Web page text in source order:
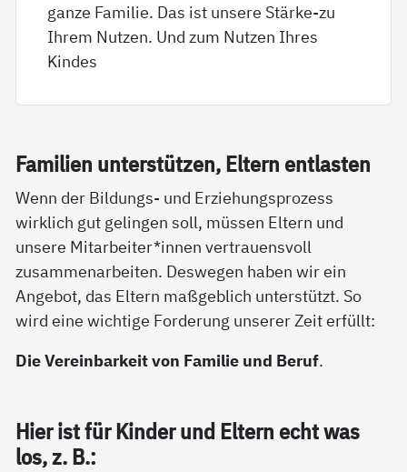
ganze Familie. Das ist unsere Stärke-zu
Ihrem Nutzen. Und zum Nutzen Ihres
Kindes
Fa­mi­li­en un­ter­stüt­zen, El­tern ent­las­ten
Wenn der Bildungs- und Erziehungsprozess
wirklich gut gelingen soll, müssen Eltern und
unsere Mitarbeiter*innen vertrauensvoll
zusammenarbeiten. Deswegen haben wir ein
Angebot, das Eltern maßgeblich unterstützt. So
wird eine wichtige Forderung unserer Zeit erfüllt:
Die Vereinbarkeit von Familie und Beruf.
Hier ist für Kin­der und El­tern echt was
los, z. B.: